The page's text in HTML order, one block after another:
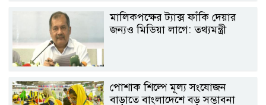
মালিকপক্ষের ট্যাক্স ফাঁকি দেয়ার
জন্যও মিডিয়া লাগে: তথ্যমন্ত্রী
পোশাক শিল্পে মূল্য সংযোজন
বাড়াতে বাংলাদেশে বড় সম্ভাবনা